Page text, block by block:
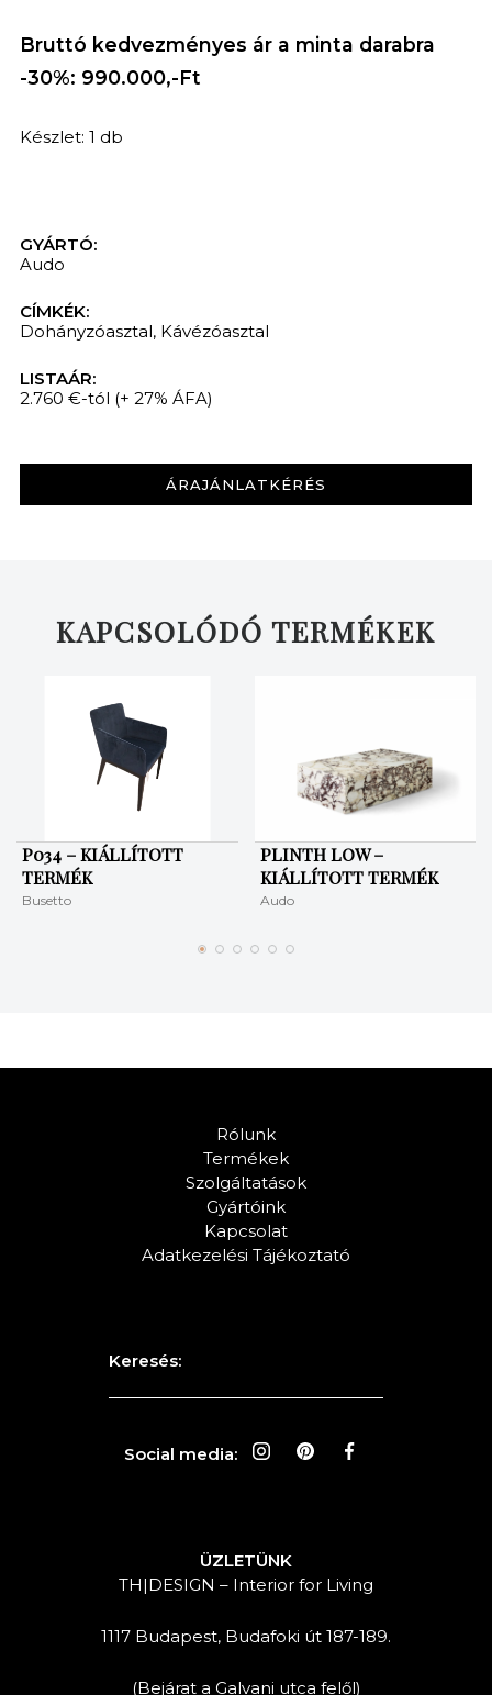
Bruttó kedvezményes ár a minta darabra
-30%: 990.000,-Ft
Készlet: 1 db
GYÁRTÓ:
Audo
CÍMKÉK:
Dohányzóasztal, Kávézóasztal
LISTAÁR:
2.760 €-tól (+ 27% ÁFA)
ÁRAJÁNLATKÉRÉS
KAPCSOLÓDÓ TERMÉKEK
P034 – KIÁLLÍTOTT
TERMÉK
Busetto
PLINTH LOW –
KIÁLLÍTOTT TERMÉK
Audo
Rólunk
Termékek
Szolgáltatások
Gyártóink
Kapcsolat
Adatkezelési Tájékoztató
Keresés:
Social media:
ÜZLETÜNK
TH|DESIGN – Interior for Living
1117 Budapest, Budafoki út 187-189.
(Bejárat a Galvani utca felől)